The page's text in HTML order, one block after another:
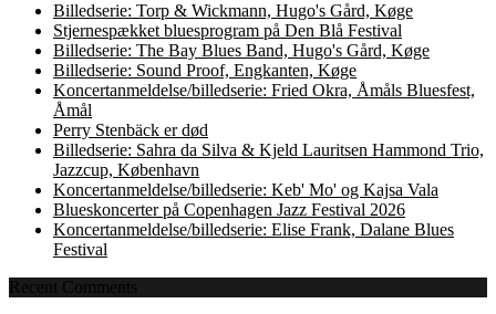
Billedserie: Torp & Wickmann, Hugo's Gård, Køge
Stjernespækket bluesprogram på Den Blå Festival
Billedserie: The Bay Blues Band, Hugo's Gård, Køge
Billedserie: Sound Proof, Engkanten, Køge
Koncertanmeldelse/billedserie: Fried Okra, Åmåls Bluesfest,
Åmål
Perry Stenbäck er død
Billedserie: Sahra da Silva & Kjeld Lauritsen Hammond Trio,
Jazzcup, København
Koncertanmeldelse/billedserie: Keb' Mo' og Kajsa Vala
Blueskoncerter på Copenhagen Jazz Festival 2026
Koncertanmeldelse/billedserie: Elise Frank, Dalane Blues
Festival
Recent Comments